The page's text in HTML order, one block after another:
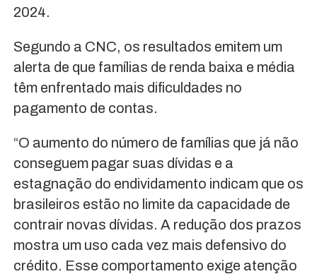
2024.
Segundo a CNC, os resultados emitem um
alerta de que famílias de renda baixa e média
têm enfrentado mais dificuldades no
pagamento de contas.
“O aumento do número de famílias que já não
conseguem pagar suas dívidas e a
estagnação do endividamento indicam que os
brasileiros estão no limite da capacidade de
contrair novas dívidas. A redução dos prazos
mostra um uso cada vez mais defensivo do
crédito. Esse comportamento exige atenção